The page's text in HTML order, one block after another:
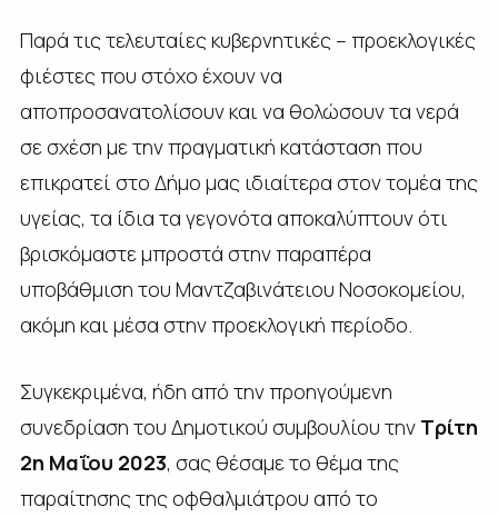
Παρά τις τελευταίες κυβερνητικές – προεκλογικές
φιέστες που στόχο έχουν να
αποπροσανατολίσουν και να θολώσουν τα νερά
σε σχέση με την πραγματική κατάσταση που
επικρατεί στο Δήμο μας ιδιαίτερα στον τομέα της
υγείας, τα ίδια τα γεγονότα αποκαλύπτουν ότι
βρισκόμαστε μπροστά στην παραπέρα
υποβάθμιση του Μαντζαβινάτειου Νοσοκομείου,
ακόμη και μέσα στην προεκλογική περίοδο.
Συγκεκριμένα, ήδη από την προηγούμενη
συνεδρίαση του Δημοτικού συμβουλίου την Τρίτη
2η Μαΐου 2023, σας θέσαμε το θέμα της
παραίτησης της οφθαλμιάτρου από το